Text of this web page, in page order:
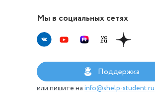
Мы в социальных сетях
Поддержка
или пишите на info@shelp-student.ru